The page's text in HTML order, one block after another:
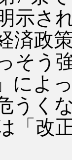
示さ
済政
そう
によ
うく
「改